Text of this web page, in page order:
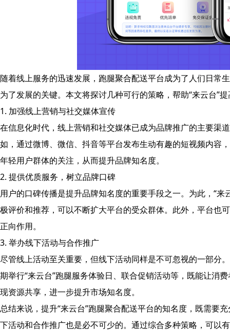
随着线上服务的迅速发展，跑腿聚合配送平台成为了人们日常
为了发展的关键。本文将探讨几种可行的策略，帮助“来云台”
1. 加强线上营销与社交媒体宣传
在信息化时代，线上营销和社交媒体已成为品牌推广的主要渠
如，通过微博、微信、抖音等平台发布生动有趣的短视频内容
年轻用户群体的关注，从而提升品牌知名度。
2. 提供优质服务，树立品牌口碑
用户的口碑传播是提升品牌知名度的重要手段之一。为此，“
极评价和推荐，可以不断扩大平台的受众群体。此外，平台也
正向作用。
3. 举办线下活动与合作推广
尽管线上活动至关重要，但线下活动同样是不可忽视的一部分
期举行“来云台”跑腿服务体验日、联合促销活动等，既能让消
现资源共享，进一步提升市场知名度。
总结来说，提升“来云台”跑腿聚合配送平台的知名度，既需要
下活动和合作推广也是必不可少的。通过综合多种策略，可以